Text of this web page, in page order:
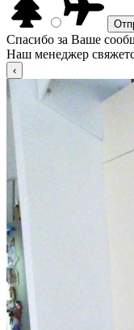
Спасибо за Ваше
Наш менеджер